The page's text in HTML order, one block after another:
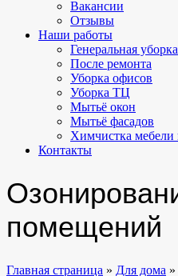
Вакансии
Отзывы
Наши работы
Генеральная уборка
После ремонта
Уборка офисов
Уборка ТЦ
Мытьё окон
Мытьё фасадов
Химчистка мебели
Контакты
помещений
Главная страница » Для дома »